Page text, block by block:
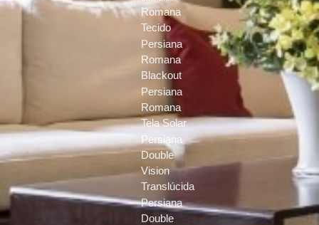
Romana
Tecido
Persiana
Romana
Blackout
Persiana
Romana
Tela Solar
Persiana
Double
Vision
Translúcida
Persiana
Double